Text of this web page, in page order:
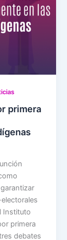
primera
Instituto
primera
debates